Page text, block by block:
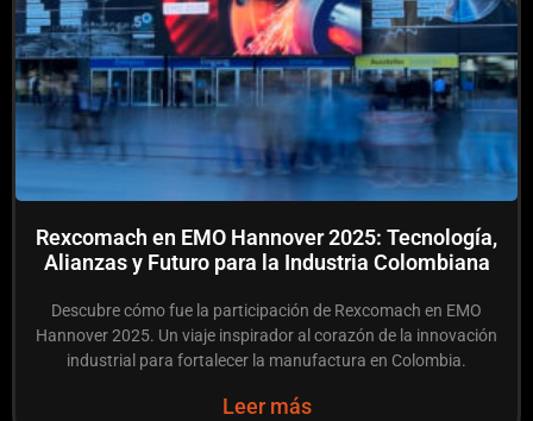
Rexcomach en EMO Hannover 2025: Tecnología,
Alianzas y Futuro para la Industria Colombiana
Descubre cómo fue la participación de Rexcomach en EMO
Hannover 2025. Un viaje inspirador al corazón de la innovación
industrial para fortalecer la manufactura en Colombia.
Leer más